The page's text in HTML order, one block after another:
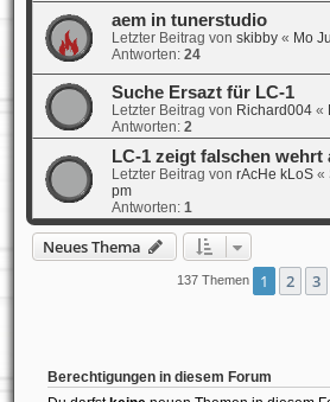
aem in tunerstudio
Letzter Beitrag von skibby« Mo
Antworten: 24
Suche Ersazt für LC-1
Letzter Beitrag von Richard004«
Antworten: 2
LC-1 zeigt falschen wehrt
Letzter Beitrag von rAcHe kLoS«
pm
Antworten: 1
Neues Thema
137 Themen 1 2 3
Berechtigungen in diesem Forum